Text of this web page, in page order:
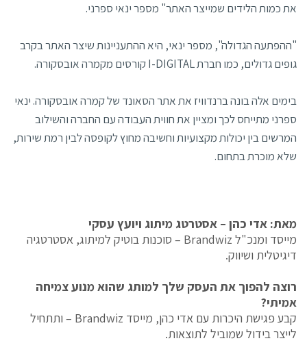
את כמות הלידים שמייצר האתר" מספר ינאי ספרני.
"ההפתעה הגדולה", מספר ינאי, היא ההתעניינות שיצר האתר בקרב
גופים גדולים, כמו חברת I-DIGITAL קורסים מקמרה אובסקורה.
בימים אלה בונה ברנדוויז את אתר הסאונד של קמרה אובסקורה. ינאי
ספרני מתייחס לכך ומציין את חווית העבודה עם החברה והשילוב
המרשים בין יכולות מקצועיות וחשיבה מחוץ לקופסה לבין רמת שירות,
שלא מוכרת בתחום.
מאת: אדי כהן – אסטרטג מיתוג ויועץ עסקי
מייסד ומנכ"ל Brandwiz – סוכנות בוטיק למיתוג, אסטרטגיה
דיגיטלית ושיווק.
רוצה להפוך את העסק שלך למותג שהוא מנוע צמיחה
אמיתי?
קבע פגישת היכרות עם אדי כהן, מייסד Brandwiz – ותתחיל
לייצר בידול שמוביל לתוצאות.